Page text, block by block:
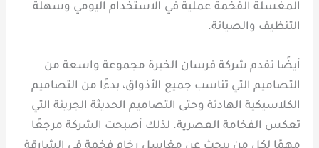
المغسلة الفخمة عملية في الاستخدام اليومي وسهلة
التنظيف والصيانة.
أيضًا تقدم شركة فرسان الخبرة مجموعة واسعة من
التصاميم التي تناسب جميع الأذواق، بدءًا من التصاميم
الكلاسيكية الهادئة وحتى التصاميم الحديثة الجريئة التي
تعكس الفخامة العصرية. لذلك أصبحت الشركة مرجعًا